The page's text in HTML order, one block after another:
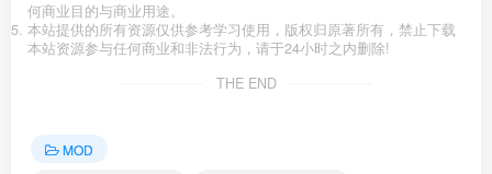
何商业目的与商业用途。
本站提供的所有资源仅供参考学习使用，版权归原著所有，禁止下载
本站资源参与任何商业和非法行为，请于24小时之内删除!
THE END
MOD